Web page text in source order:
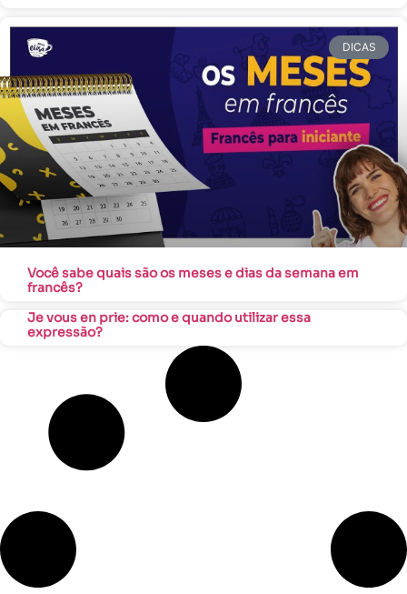
DICAS
Você sabe quais são os meses e dias da semana em
francês?
Je vous en prie: como e quando utilizar essa
expressão?